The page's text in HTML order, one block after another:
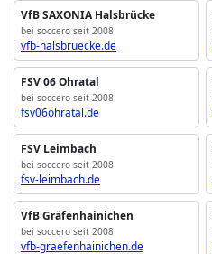
VfB SAXONIA Halsbrücke
bei soccero seit 2008
vfb-halsbruecke.de
FSV 06 Ohratal
bei soccero seit 2008
fsv06ohratal.de
FSV Leimbach
bei soccero seit 2008
fsv-leimbach.de
VfB Gräfenhainichen
bei soccero seit 2008
vfb-graefenhainichen.de